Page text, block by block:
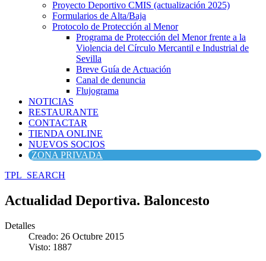
Proyecto Deportivo CMIS (actualización 2025)
Formularios de Alta/Baja
Protocolo de Protección al Menor
Programa de Protección del Menor frente a la
Violencia del Círculo Mercantil e Industrial de
Sevilla
Breve Guía de Actuación
Canal de denuncia
Flujograma
NOTICIAS
RESTAURANTE
CONTACTAR
TIENDA ONLINE
NUEVOS SOCIOS
ZONA PRIVADA
TPL_SEARCH
Actualidad Deportiva. Baloncesto
Detalles
Creado: 26 Octubre 2015
Visto: 1887